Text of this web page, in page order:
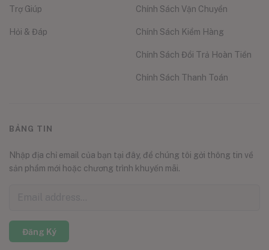
Trợ Giúp
Hỏi & Đáp
Chính Sách Vận Chuyển
Chính Sách Kiểm Hàng
Chính Sách Đổi Trả Hoàn Tiền
Chính Sách Thanh Toán
BẢNG TIN
Nhập địa chỉ email của bạn tại đây, để chúng tôi gởi thông tin về
sản phẩm mới hoặc chương trình khuyến mãi.
Đăng Ký